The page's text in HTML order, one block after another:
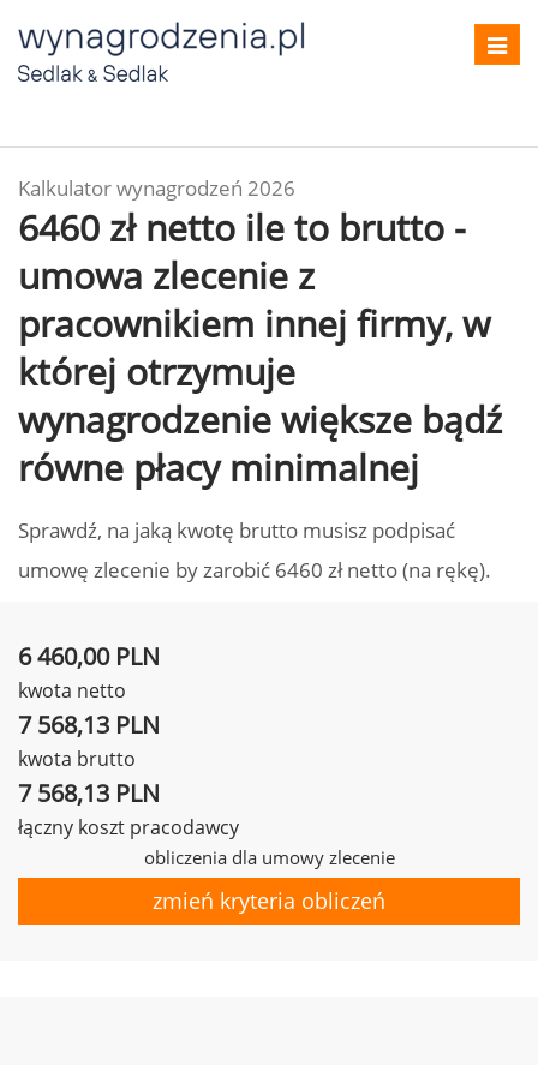
Kalkulator wynagrodzeń 2026
6460 zł netto ile to brutto -
umowa zlecenie z
pracownikiem innej firmy, w
której otrzymuje
wynagrodzenie większe bądź
równe płacy minimalnej
Sprawdź, na jaką kwotę brutto musisz podpisać
umowę zlecenie by zarobić 6460 zł netto (na rękę).
6 460,00 PLN
kwota netto
7 568,13 PLN
kwota brutto
7 568,13 PLN
łączny koszt pracodawcy
obliczenia dla umowy zlecenie
zmień kryteria obliczeń